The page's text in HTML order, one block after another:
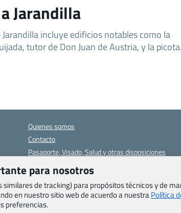
Jarandilla
incluye edificios notables como la
tutor de Don Juan de Austria, y la picota.
Quienes somos
Contacto
Pasaporte, Visado, Salud y otras disposiciones
específicas
Blog de Viajes.com
Registro de agencias
Preguntas frecuentes
Condiciones generales
para nosotros
de tracking) para propósitos técnicos y de
en nuestro sitio web de acuerdo a nuestraPolítica
preferencias.